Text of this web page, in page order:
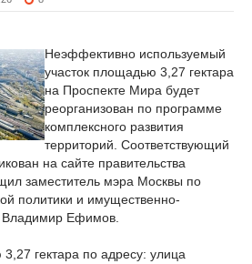
Неэффективно используемый
участок площадью 3,27 гектара
на Проспекте Мира будет
реорганизован по программе
комплексного развития
территорий. Соответствующий
на сайте правительства
заместитель мэра Москвы по
политики и имущественно-
Ефимов.
гектара по адресу: улица